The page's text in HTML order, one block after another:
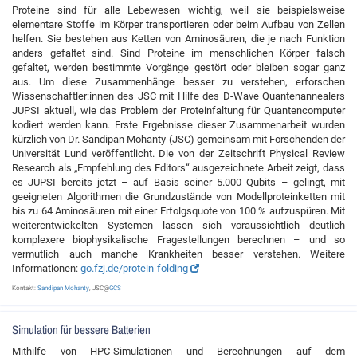
Proteine sind für alle Lebewesen wichtig, weil sie beispielsweise
elementare Stoffe im Körper transportieren oder beim Aufbau von Zellen
helfen. Sie bestehen aus Ketten von Aminosäuren, die je nach Funktion
anders gefaltet sind. Sind Proteine im menschlichen Körper falsch
gefaltet, werden bestimmte Vorgänge gestört oder bleiben sogar ganz
aus. Um diese Zusammenhänge besser zu verstehen, erforschen
Wissenschaftler:innen des JSC mit Hilfe des D-Wave Quantenannealers
JUPSI aktuell, wie das Problem der Proteinfaltung für Quantencomputer
kodiert werden kann. Erste Ergebnisse dieser Zusammenarbeit wurden
kürzlich von Dr. Sandipan Mohanty (JSC) gemeinsam mit Forschenden der
Universität Lund veröffentlicht. Die von der Zeitschrift Physical Review
Research als „Empfehlung des Editors“ ausgezeichnete Arbeit zeigt, dass
es JUPSI bereits jetzt – auf Basis seiner 5.000 Qubits – gelingt, mit
geeigneten Algorithmen die Grundzustände von Modellproteinketten mit
bis zu 64 Aminosäuren mit einer Erfolgsquote von 100 % aufzuspüren. Mit
weiterentwickelten Systemen lassen sich voraussichtlich deutlich
komplexere biophysikalische Fragestellungen berechnen – und so
vermutlich auch manche Krankheiten besser verstehen. Weitere
Informationen: go.fzj.de/protein-folding
Kontakt: Sandipan Mohanty, JSC@GCS
Simulation für bessere Batterien
Mithilfe von HPC-Simulationen und Berechnungen auf dem